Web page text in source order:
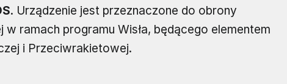
. Urządzenie jest przeznaczone do obrony
ramach programu Wisła, będącego elementem
i Przeciwrakietowej.